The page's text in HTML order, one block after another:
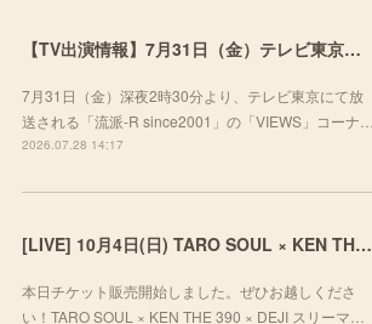
【TV出演情報】7月31日（金）テレビ東京「流派-R since2001」
7月31日（金）深夜2時30分より、テレビ東京にて放
送される「流派-R since2001」の「VIEWS」コーナ…
2026.07.28 14:17
[LIVE] 10月4日(日) TARO SOUL × KEN THE 390 × DEJI スリーマンLIVE "THREE THE HARD WAY” @ ORD. 代官山
本日チケット販売開始しました。ぜひお越しくださ
い！TARO SOUL × KEN THE 390 × DEJI スリーマ…